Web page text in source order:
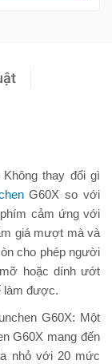
thay đổi gì
G60X so với
cảm ứng với
giá mượt mà và
cho phép người
hoặc dính ướt
làm được.
G60X: Một
G60X mang đến
nhỏ với 20 mức